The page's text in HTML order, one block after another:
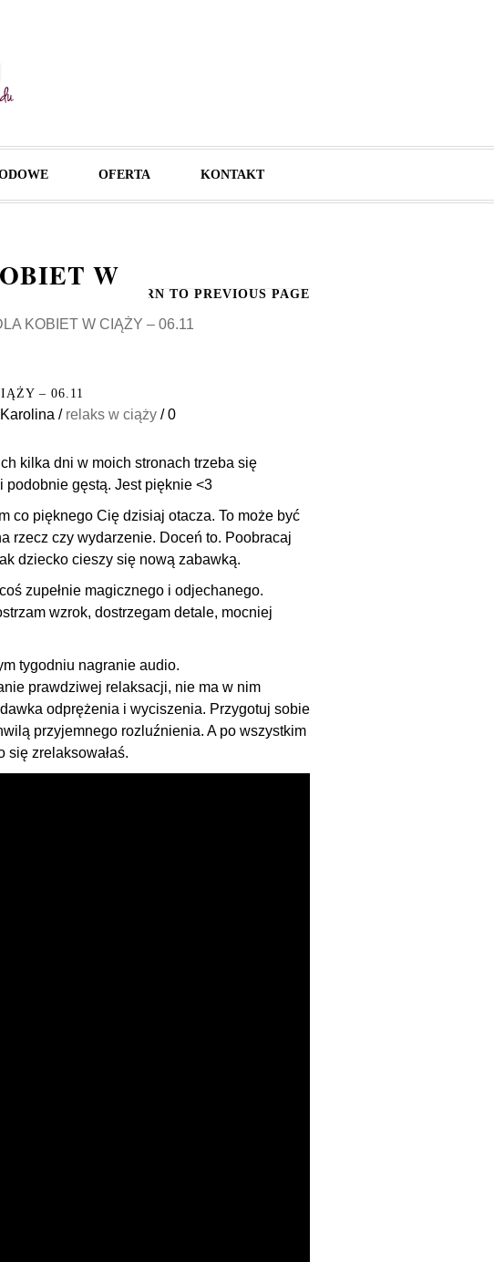
OFERTA KONTAKT
W
KOBIET W CIĄŻY – 06.11
RETURN TO PREVIOUS PAGE
– 06.11
Karolina / relaks w ciąży /0
kilka dni w moich stronach trzeba się
podobnie gęstą. Jest pięknie <3
co pięknego Cię dzisiaj otacza. To może być
rzecz czy wydarzenie. Doceń to. Poobracaj
dziecko cieszy się nową zabawką.
zupełnie magicznego i odjechanego.
wzrok, dostrzegam detale, mocniej
tygodniu nagranie audio.
prawdziwej relaksacji, nie ma w nim
odprężenia i wyciszenia. Przygotuj sobie
przyjemnego rozluźnienia. A po wszystkim
się zrelaksowałaś.